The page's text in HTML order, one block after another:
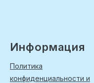
Информация
Политика
конфиденциальности и